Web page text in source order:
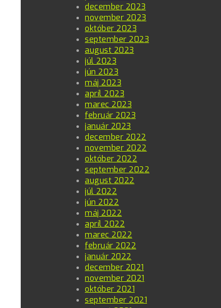
december 2023
november 2023
október 2023
september 2023
august 2023
júl 2023
jún 2023
máj 2023
apríl 2023
marec 2023
február 2023
január 2023
december 2022
november 2022
október 2022
september 2022
august 2022
júl 2022
jún 2022
máj 2022
apríl 2022
marec 2022
február 2022
január 2022
december 2021
november 2021
október 2021
september 2021